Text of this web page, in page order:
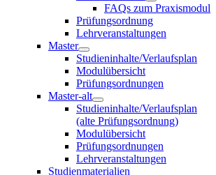
FAQs zum Praxismodul
Prüfungsordnung
Lehrveranstaltungen
Master
Studieninhalte/Verlaufsplan
Modulübersicht
Prüfungsordnungen
Master-alt
Studieninhalte/Verlaufsplan
(alte Prüfungsordnung)
Modulübersicht
Prüfungsordnungen
Lehrveranstaltungen
Studienmaterialien